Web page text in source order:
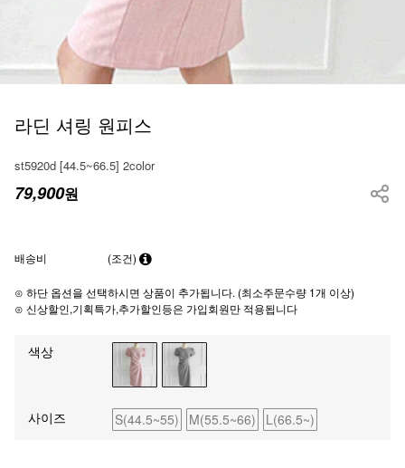
라딘 셔링 원피스
st5920d [44.5~66.5] 2color
79,900원
배송비 (조건)
⊙ 하단 옵션을 선택하시면 상품이 추가됩니다. (최소주문수량 1개 이상)
⊙ 신상할인,기획특가,추가할인등은 가입회원만 적용됩니다
색상
사이즈 S(44.5~55) M(55.5~66) L(66.5~)